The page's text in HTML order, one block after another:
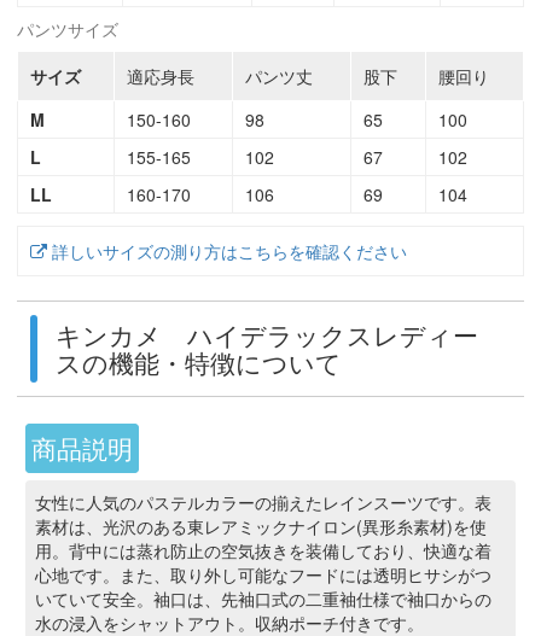
パンツサイズ
サイズ
適応身長 パンツ丈 股下
腰回り
M
150-160 98 65
100
L
155-165 102 67
102
LL
160-170 106 69 104
詳しいサイズの測り方はこちらを確認ください
キンカメ ハイデラックスレディー
スの機能・特徴について
商品説明
女性に人気のパステルカラーの揃えたレインスーツです。表
素材は、光沢のある東レアミックナイロン(異形糸素材)を使
用。背中には蒸れ防止の空気抜きを装備しており、快適な着
心地です。また、取り外し可能なフードには透明ヒサシがつ
いていて安全。袖口は、先袖口式の二重袖仕様で袖口からの
水の浸入をシャットアウト。収納ポーチ付きです。